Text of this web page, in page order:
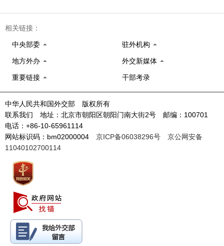
相关链接：
中央部委 驻外机构
地方外办 外交新媒体
重要链接 干部考录
中华人民共和国外交部 版权所有
联系我们 地址：北京市朝阳区朝阳门南大街2号 邮编：100701
电话：+86-10-65961114
网站标识码：bm02000004 京ICP备06038296号
京公网安备
11040102700114